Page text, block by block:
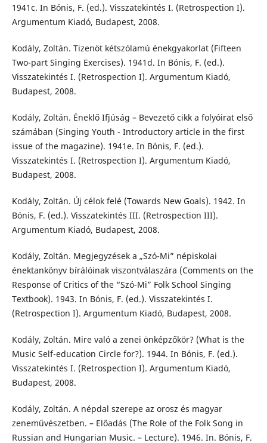
1941c. In Bónis, F. (ed.). Visszatekintés I. (Retrospection I).
Argumentum Kiadó, Budapest, 2008.
Kodály, Zoltán. Tizenöt kétszólamú énekgyakorlat (Fifteen
Two-part Singing Exercises). 1941d. In Bónis, F. (ed.).
Visszatekintés I. (Retrospection I). Argumentum Kiadó,
Budapest, 2008.
Kodály, Zoltán. Éneklő Ifjúság – Bevezető cikk a folyóirat első
számában (Singing Youth - Introductory article in the first
issue of the magazine). 1941e. In Bónis, F. (ed.).
Visszatekintés I. (Retrospection I). Argumentum Kiadó,
Budapest, 2008.
Kodály, Zoltán. Új célok felé (Towards New Goals). 1942. In
Bónis, F. (ed.). Visszatekintés III. (Retrospection III).
Argumentum Kiadó, Budapest, 2008.
Kodály, Zoltán. Megjegyzések a „Szó-Mi” népiskolai
énektankönyv bírálóinak viszontválaszára (Comments on the
Response of Critics of the “Szó-Mi” Folk School Singing
Textbook). 1943. In Bónis, F. (ed.). Visszatekintés I.
(Retrospection I). Argumentum Kiadó, Budapest, 2008.
Kodály, Zoltán. Mire való a zenei önképzőkör? (What is the
Music Self-education Circle for?). 1944. In Bónis, F. (ed.).
Visszatekintés I. (Retrospection I). Argumentum Kiadó,
Budapest, 2008.
Kodály, Zoltán. A népdal szerepe az orosz és magyar
zeneművészetben. – Előadás (The Role of the Folk Song in
Russian and Hungarian Music. – Lecture). 1946. In. Bónis, F.